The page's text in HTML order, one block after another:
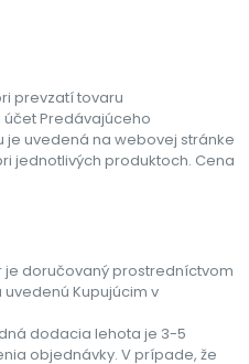
prevzatí tovaru
Predávajúceho
je uvedená na webovej stránke
jednotlivých produktoch. Cena
je doručovaný prostredníctvom
Kupujúcim v
dodacia lehota je 3-5
objednávky. V prípade, že